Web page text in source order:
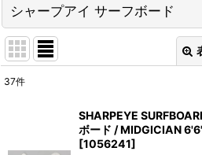
シャープアイ サーフボード
37件
SHARPEYE
ボード / MIDGICIAN
[1056241]